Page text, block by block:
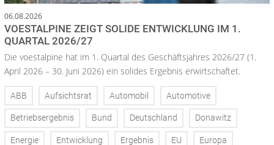
06.08.2026
VOESTALPINE ZEIGT SOLIDE ENTWICKLUNG IM 1.
QUARTAL 2026/27
Die voestalpine hat im 1. Quartal des Geschäftsjahres 2026/27 (1.
April 2026 – 30. Juni 2026) ein solides Ergebnis erwirtschaftet.
ABB Aufsichtsrat Automobil Automotive
Betriebsergebnis Bund Deutschland Donawitz
Energie Entwicklung Ergebnis EU Europa